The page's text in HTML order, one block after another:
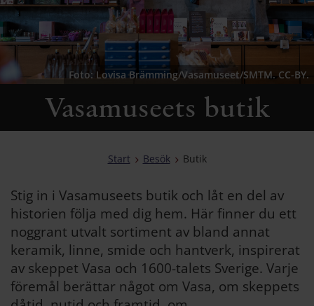
Foto: Lovisa Brämming/Vasamuseet/SMTM. CC-BY.
Vasamuseets butik
Start Besök Butik
Stig in i Vasamuseets butik och låt en del av
historien följa med dig hem. Här finner du ett
noggrant utvalt sortiment av bland annat
keramik, linne, smide och hantverk, inspirerat
av skeppet Vasa och 1600-talets Sverige. Varje
föremål berättar något om Vasa, om skeppets